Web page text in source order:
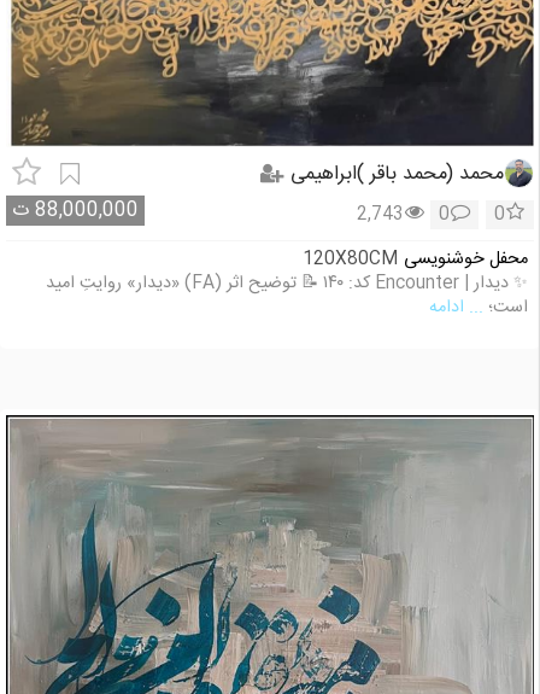
محمد (محمد باقر )ابراهیمی
88,000,000ت 0
0
2,743
محفل خوشنویسی 120X80CM
✨ دیدار | Encounter کد: ۱۴۰ 📝 توضیح اثر (FA) «دیدار» روایتِ امید
است؛ ... ادامه